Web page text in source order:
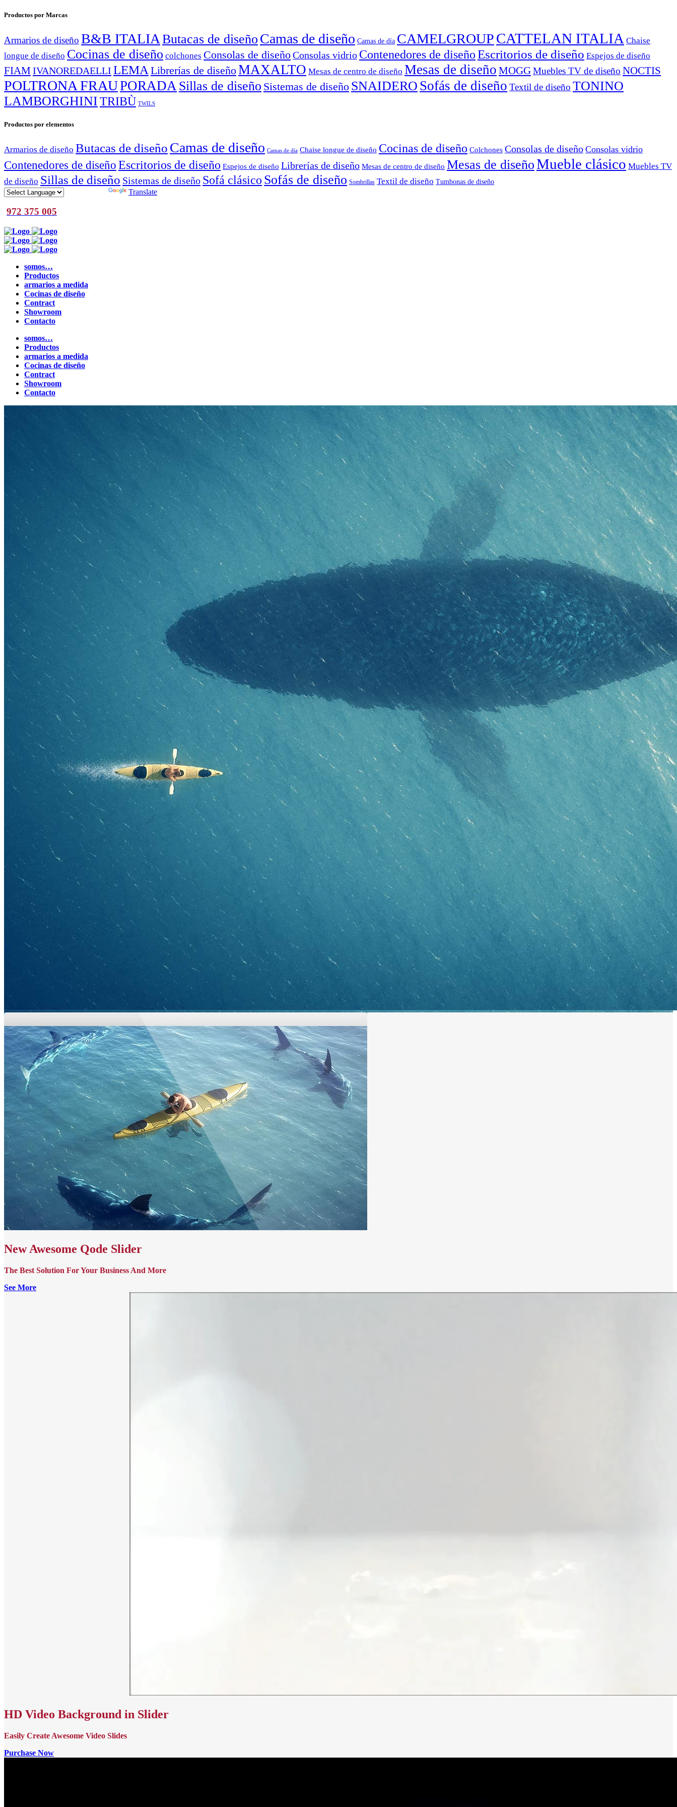
Productos por Marcas
Armarios de diseño B&B ITALIAButacas de diseño Camas de diseño Camas de día CAMELGROUPCATTELAN ITALIA Chaise
longue de diseño Cocinas de diseño colchones Consolas de diseñoConsolas vidrio Contenedores de diseñoEscritorios de diseño Espejos de diseño
FIAM IVANOREDAELLI LEMA Librerías de diseñoMAXALTO Mesas de centro de diseño Mesas de diseño MOGGMuebles TV de diseño NOCTIS
POLTRONA FRAUPORADASillas de diseño Sistemas de diseño SNAIDERO Sofás de diseño Textil de diseño TONINO
LAMBORGHINITRIBÙ TWILS
Productos por elementos
Armarios de diseño Butacas de diseño Camas de diseño Camas de día Chaise longue de diseño Cocinas de diseño Colchones Consolas de diseño Consolas vidrio
Contenedores de diseño Escritorios de diseño Espejos de diseño Librerías de diseño Mesas de centro de diseño Mesas de diseñoMueble clásico Muebles TV
de diseño Sillas de diseño Sistemas de diseño Sofá clásico Sofás de diseño Sombrillas Textil de diseño Tumbonas de diseño
Translate
972 375 005
somos…
Productos
armarios a medida
Cocinas de diseño
Contract
Showroom
Contacto
somos…
Productos
armarios a medida
Cocinas de diseño
Contract
Showroom
Contacto
New Awesome Qode Slider
The Best Solution For Your Business And More
See More
HD Video Background in Slider
Easily Create Awesome Video Slides
Purchase Now